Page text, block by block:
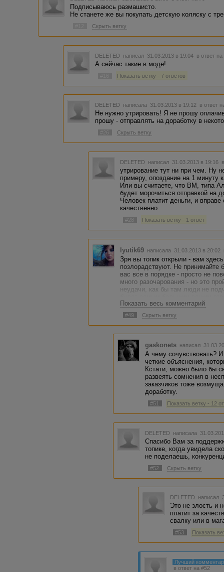
Подписываюсь размашисто.
Не станете же вы покупать детскую коляску с
Скрыть ветку
DELETED написал 31.03.2013 в 19:04 в ответ
А сейчас такие в моде!
Показать ветку - 7 ответов
DELETED написала 31.03.2013 в 19:12 в ответ
Не нужно утрировать! Я не прошу
прошу - отправлять на доработку в
#26 Скрыть ветку
DELETED написал 31.03.2013 в 19:16
утрирование тут ни при чем. Ну
примеру, опоздание на 1 минуту
Или вы считаете, что ВМ, типа
будет морочиться отправкой на
Человек платит деньги, и
качественно.
#28 Показать ветку - 1 ответ
lyutik69 написала 31.03.2013 в 20:02
Зря вы топик открыли - вам
позлорадствуют. Не принимайте
вас все в порядке - просто не
много разочарования - но это
неудачи, как бы там люди не
Показать весь комментарий
#49 Скрыть ветку
gaskonets написал
А чему сочувствовать?
четкие объяснения,
Кстати, можно было бы
развеять сомнения в
заказчиков тоже
доработку.
#51 Показать ветку - 12
DELETED написала
Спасибо Вам за
топике, когда увидела
не поделаешь,
#52 Скрыть ветку
DELETED написал
Это не злость и
платит за
свалку или в
#53 Показать
Лучший
в ответ на #52